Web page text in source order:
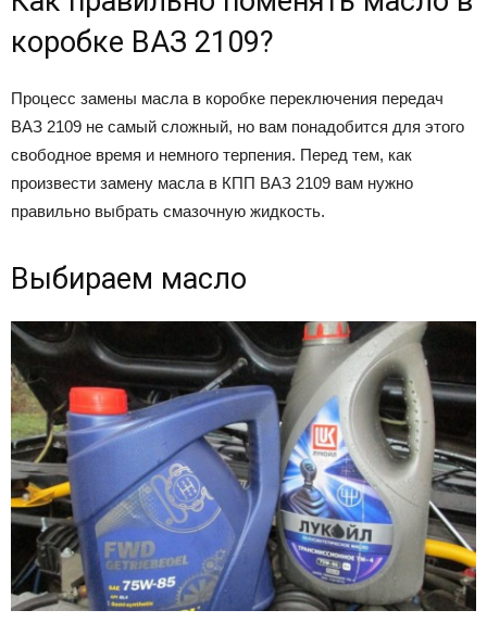
коробке ВАЗ 2109?
Процесс замены масла в коробке переключения передач
ВАЗ 2109 не самый сложный, но вам понадобится для этого
свободное время и немного терпения. Перед тем, как
произвести замену масла в КПП ВАЗ 2109 вам нужно
правильно выбрать смазочную жидкость.
Выбираем масло